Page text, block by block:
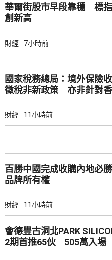
華爾街股市早段靠穩 標
創新高
財經 7小時前
國家稅務總局：境外保險
徵稅非新政策 亦非針對
財經 11小時前
百勝中國完成收購內地必
品牌所有權
財經 11小時前
會德豐古洞北PARK
2期首推65伙 505萬入場